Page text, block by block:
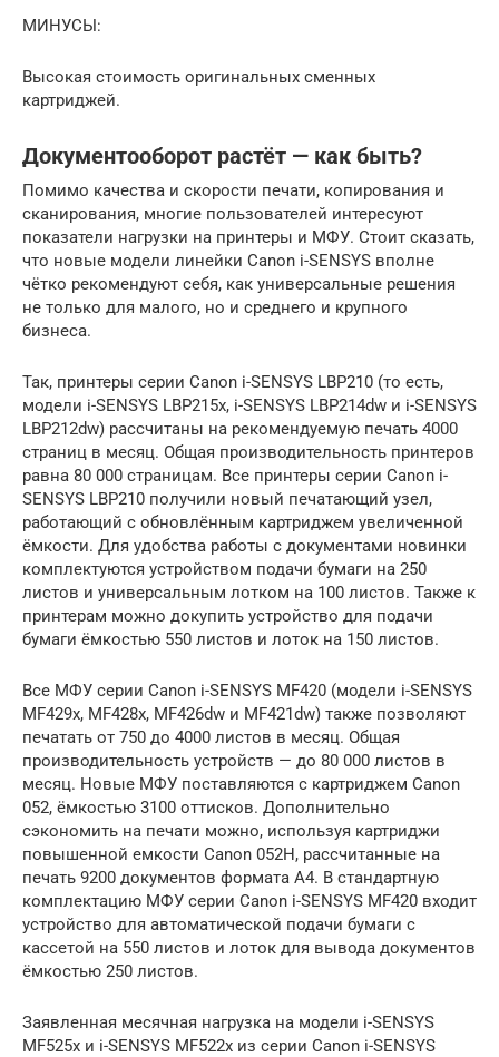
МИНУСЫ:
Высокая стоимость оригинальных сменных
картриджей.
Документооборот растёт — как быть?
Помимо качества и скорости печати, копирования и
сканирования, многие пользователей интересуют
показатели нагрузки на принтеры и МФУ. Стоит сказать,
что новые модели линейки Canon i-SENSYS вполне
чётко рекомендуют себя, как универсальные решения
не только для малого, но и среднего и крупного
бизнеса.
Так, принтеры серии Canon i-SENSYS LBP210 (то есть,
модели i-SENSYS LBP215x, i-SENSYS LBP214dw и i-SENSYS
LBP212dw) рассчитаны на рекомендуемую печать 4000
страниц в месяц. Общая производительность принтеров
равна 80 000 страницам. Все принтеры серии Canon i-
SENSYS LBP210 получили новый печатающий узел,
работающий с обновлённым картриджем увеличенной
ёмкости. Для удобства работы с документами новинки
комплектуются устройством подачи бумаги на 250
листов и универсальным лотком на 100 листов. Также к
принтерам можно докупить устройство для подачи
бумаги ёмкостью 550 листов и лоток на 150 листов.
Все МФУ серии Canon i-SENSYS MF420 (модели i-SENSYS
MF429x, MF428x, MF426dw и MF421dw) также позволяют
печатать от 750 до 4000 листов в месяц. Общая
производительность устройств — до 80 000 листов в
месяц. Новые МФУ поставляются с картриджем Canon
052, ёмкостью 3100 оттисков. Дополнительно
сэкономить на печати можно, используя картриджи
повышенной емкости Canon 052Н, рассчитанные на
печать 9200 документов формата А4. В стандартную
комплектацию МФУ серии Canon i-SENSYS MF420 входит
устройство для автоматической подачи бумаги с
кассетой на 550 листов и лоток для вывода документов
ёмкостью 250 листов.
Заявленная месячная нагрузка на модели i-SENSYS
MF525x и i-SENSYS MF522x из серии Canon i-SENSYS